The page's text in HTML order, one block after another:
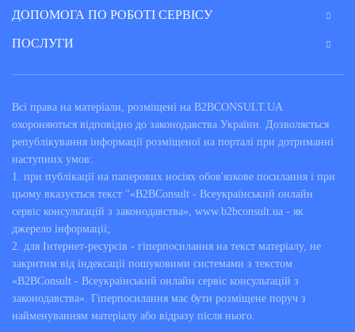
ДОПОМОГА ПО РОБОТІ СЕРВІСУ
ПОСЛУГИ
Всі права на матеріали, розміщені на B2BCONSULT.UA
охороняються відповідно до законодавства України. Дозволяється
републікування інформації розміщеної на порталі при дотриманні
наступних умов:
1. при публікації на паперових носіях обов'язкове посилання і при
цьому вказується текст "«B2BConsult - Всеукраїнський онлайн
сервіс консультацій з законодавства», www.b2bconsult.ua - як
джерело інформації;
2. для Інтернет-ресурсів - гіперпосилання на текст матеріалу, не
закритим від індексації пошуковими системами з текстом
«B2BConsult - Всеукраїнський онлайн сервіс консультацій з
законодавства». Гіперпосилання має бути розміщене поруч з
найменуванням матеріалу або відразу після нього.